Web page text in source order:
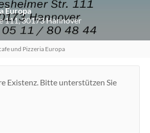
Europa
111, 30173 Hannover
und Pizzeria Europa
Existenz. Bitte unterstützen Sie